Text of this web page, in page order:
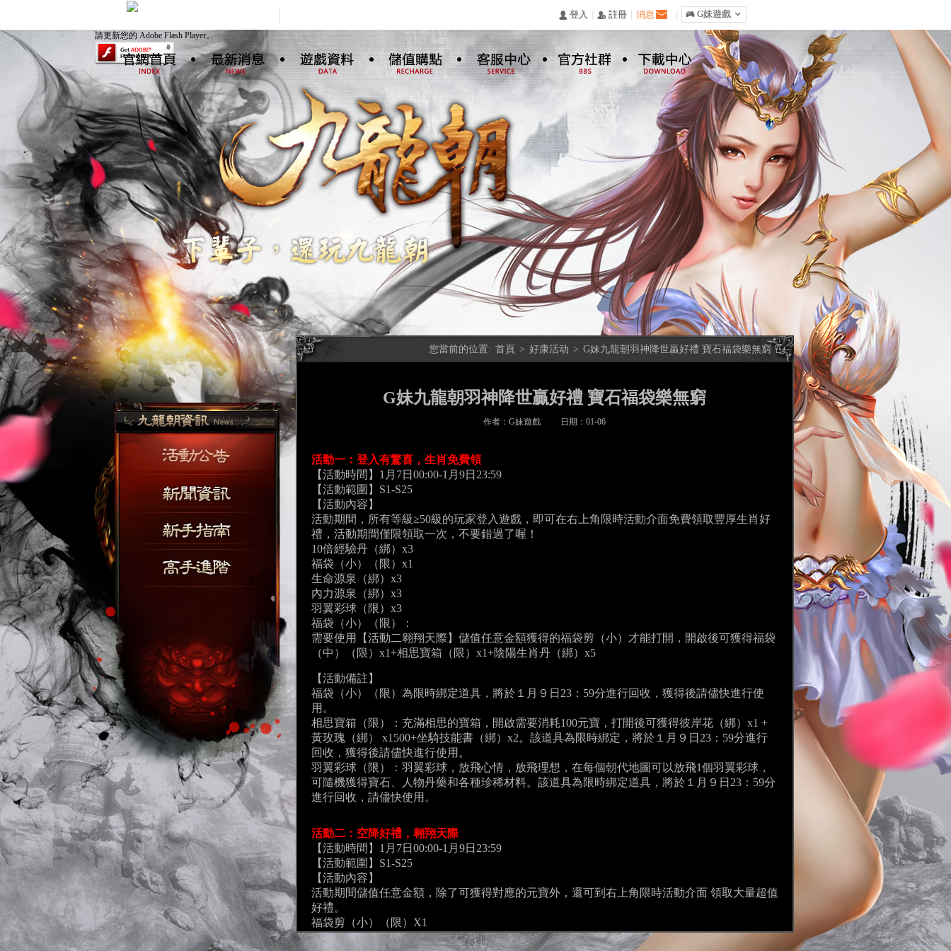
󰄭 登入 󰅍 註冊 消息 󰀷 G妹遊戲 
新聞公告
好康活動
新手指南
高手進階
特色系統
儲值購點
Facebook粉絲團
遊戲討論板
coming soon~
請更新您的 Adobe Flash Player。
您當前的位置: 首頁 > 好康活动 > G妹九龍朝羽神降世贏好禮 寶石福袋樂無窮
G妹九龍朝羽神降世贏好禮 寶石福袋樂無窮
作者： G妹遊戲 日期： 01-06
活動一：登入有驚喜，生肖免費領
【活動時間】1月7日00:00-1月9日23:59
【活動範圍】S1-S25
【活動內容】
活動期間，所有等級≥50級的玩家登入遊戲，即可在右上角限時活動介面免費領取豐厚生肖好
禮，活動期間僅限領取一次，不要錯過了喔！
10倍經驗丹（綁）x3
福袋（小）（限）x1
生命源泉（綁）x3
內力源泉（綁）x3
羽翼彩球（限）x3
福袋（小）（限）：
需要使用【活動二翱翔天際】儲值任意金額獲得的福袋剪（小）才能打開，開啟後可獲得福袋
（中）（限）x1+相思寶箱（限）x1+陰陽生肖丹（綁）x5
【活動備註】
福袋（小）（限）為限時綁定道具，將於１月９日23：59分進行回收，獲得後請儘快進行使
用。
相思寶箱（限）：充滿相思的寶箱，開啟需要消耗100元寶，打開後可獲得彼岸花（綁）x1 +
黃玫瑰（綁） x1500+坐騎技能書（綁）x2。該道具為限時綁定，將於１月９日23：59分進行
回收，獲得後請儘快進行使用。
羽翼彩球（限）：羽翼彩球，放飛心情，放飛理想，在每個朝代地圖可以放飛1個羽翼彩球，
可隨機獲得寶石、人物丹藥和各種珍稀材料。該道具為限時綁定道具，將於１月９日23：59分
進行回收，請儘快使用。
活動二：空降好禮，翱翔天際
【活動時間】1月7日00:00-1月9日23:59
【活動範圍】S1-S25
【活動內容】
活動期間儲值任意金額，除了可獲得對應的元寶外，還可到右上角限時活動介面 領取大量超值
好禮。
福袋剪（小）（限）X1
惡魔果實（限）X1